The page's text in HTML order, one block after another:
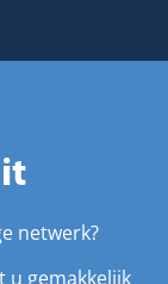
netwerk?
u gemakkelijk